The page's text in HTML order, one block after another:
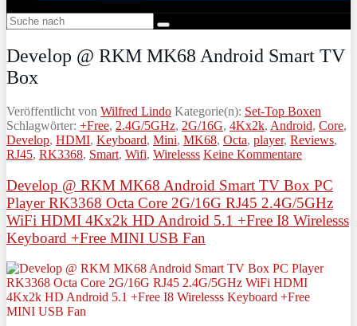
Develop @ RKM MK68 Android Smart TV
Box
Veröffentlicht von Wilfred Lindo Kategorie(n): Set-Top Boxen
Schlagwörter: +Free, 2.4G/5GHz, 2G/16G, 4Kx2k, Android, Core,
Develop, HDMI, Keyboard, Mini, MK68, Octa, player, Reviews,
RJ45, RK3368, Smart, Wifi, Wirelesss Keine Kommentare
Develop @ RKM MK68 Android Smart TV Box PC
Player RK3368 Octa Core 2G/16G RJ45 2.4G/5GHz
WiFi HDMI 4Kx2k HD Android 5.1 +Free I8 Wirelesss
Keyboard +Free MINI USB Fan